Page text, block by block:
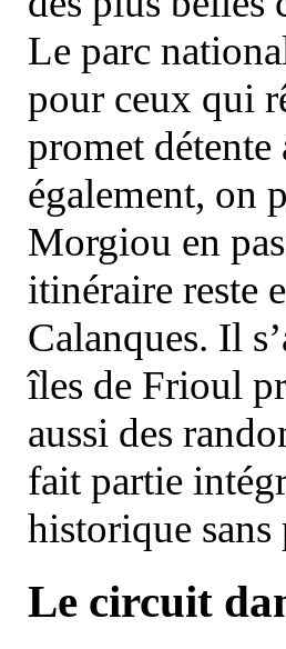
Le parc
pour ceux qui
promet
également, on
Morgiou en
itinéraire reste
Calanques. Il
îles de Frioul
aussi des
fait partie
historique
Le circuit